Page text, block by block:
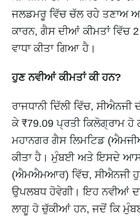
ਜਲਡਮਰੂ ਵਿੱਚ ਚੱਲ ਰਹੇ ਤਣਾਅ
ਕਾਰਨ, ਗੈਸ ਦੀਆਂ ਕੀਮਤਾਂ ਵਿੱਚ
ਵਾਧਾ ਕੀਤਾ ਗਿਆ ਹੈ।
ਹੁਣ ਨਵੀਆਂ ਕੀਮਤਾਂ ਕੀ ਹਨ?
ਰਾਜਧਾਨੀ ਦਿੱਲੀ ਵਿੱਚ,
ਕੇ ₹79.09 ਪ੍ਰਤੀ ਕਿਲੋਗ੍ਰਾਮ
ਮਹਾਨਗਰ ਗੈਸ ਲਿਮਟਿਡ
ਕੀਤਾ ਹੈ। ਮੁੰਬਈ ਅਤੇ ਇਸਦੇ ਆਸ
(ਐਮਐਮਆਰ) ਵਿੱਚ, ਸੀਐਨਜੀ
ਉਪਲਬਧ ਹੋਵੇਗੀ। ਇਹ ਨਵੀਆਂ
ਲਾਗੂ ਹੋ ਚੁੱਕੀਆਂ ਹਨ, ਜਦੋਂ ਕਿ